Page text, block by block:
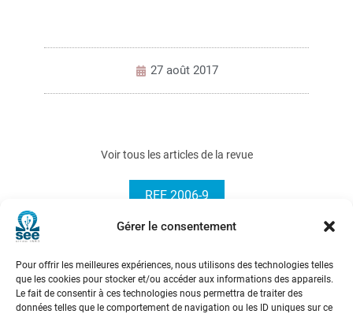
Gérer le consentement
Pour offrir les meilleures expériences, nous utilisons des technologies telles
que les cookies pour stocker et/ou accéder aux informations des appareils.
Le fait de consentir à ces technologies nous permettra de traiter des
données telles que le comportement de navigation ou les ID uniques sur ce
27 août 2017
Voir tous les articles de la revue
REE 2006-9